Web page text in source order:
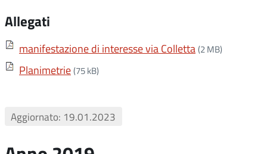
Allegati
manifestazione di interesse via Colletta(2 MB)
Planimetrie(75 kB)
Aggiornato: 19.01.2023